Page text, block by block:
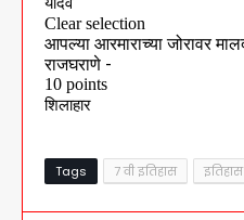
Tags 7 वी इतिहास इतिहास